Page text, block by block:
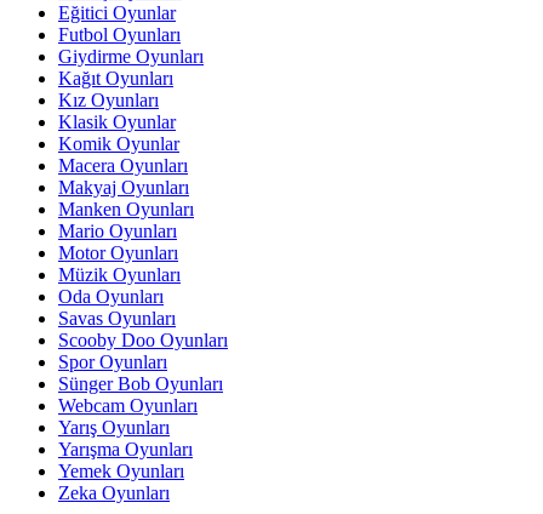
Eğitici Oyunlar
Futbol Oyunları
Giydirme Oyunları
Kağıt Oyunları
Kız Oyunları
Klasik Oyunlar
Komik Oyunlar
Macera Oyunları
Makyaj Oyunları
Manken Oyunları
Mario Oyunları
Motor Oyunları
Müzik Oyunları
Oda Oyunları
Savas Oyunları
Scooby Doo Oyunları
Spor Oyunları
Sünger Bob Oyunları
Webcam Oyunları
Yarış Oyunları
Yarışma Oyunları
Yemek Oyunları
Zeka Oyunları